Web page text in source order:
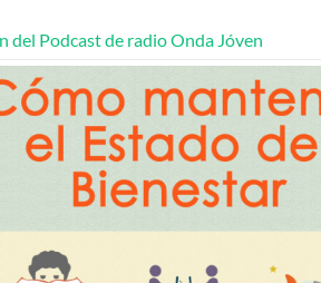
del Podcast de radio Onda Jóven